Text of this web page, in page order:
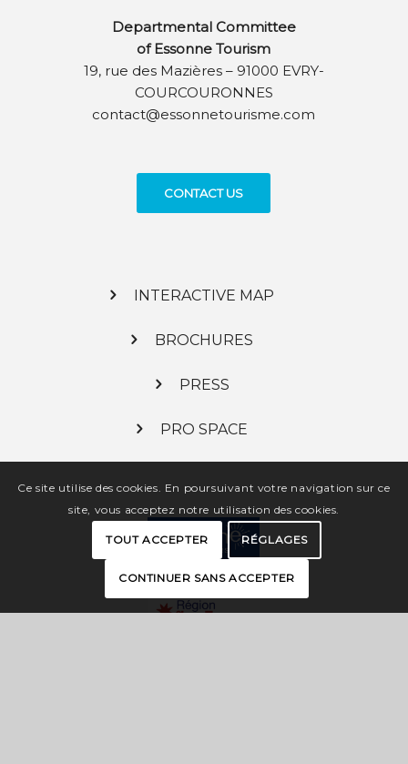
Departmental Committee
of Essonne Tourism
19, rue des Mazières – 91000 EVRY-
COURCOURONNES
contact@essonnetourisme.com
CONTACT US
INTERACTIVE MAP
BROCHURES
PRESS
PRO SPACE
Ce site utilise des cookies. En poursuivant votre navigation sur ce
site, vous acceptez notre utilisation des cookies.
TOUT ACCEPTER RÉGLAGES
CONTINUER SANS ACCEPTER